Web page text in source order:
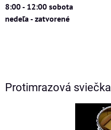
8:00 - 12:00 sobota
nedeľa - zatvorené
Protimrazová sviečka